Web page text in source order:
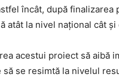
încât, după
atât la nivel naţional cât şi
acestui proiect să aibă
se resimtă la nivelul